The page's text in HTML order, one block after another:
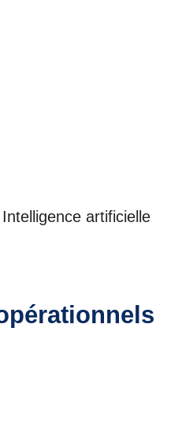
Intelligence artificielle